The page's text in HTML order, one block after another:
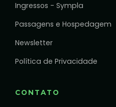
Ingressos - Sympla
Passagens e Hospedagem
Newsletter
Política de Privacidade
CONTATO